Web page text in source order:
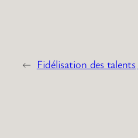
← Fidélisation des talents